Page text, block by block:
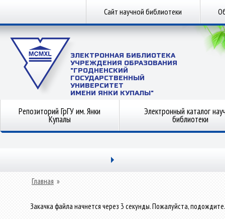
Сайт научной библиотеки
ЭЛЕКТРОННАЯ БИБЛИОТЕКА
УЧРЕЖДЕНИЯ ОБРАЗОВАНИЯ
"ГРОДНЕНСКИЙ
ГОСУДАРСТВЕННЫЙ
УНИВЕРСИТЕТ
ИМЕНИ ЯНКИ КУПАЛЫ"
Репозиторий ГрГУ им. Янки
Купалы
Электронный каталог
библиотеки
Главная »
Закачка файла начнется через 3 секунды. Пожалуйста, подождите.